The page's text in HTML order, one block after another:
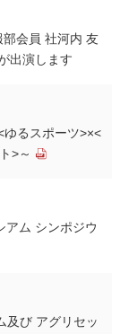
会員 社河内 友
出演します
ゆるスポーツ>×<
>～
アム シンポジウ
び アグリセッ